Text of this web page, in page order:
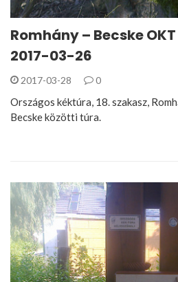
Romhány – Becske
2017-03-26
2017-03-28 0
Országos kéktúra, 18. szakasz,
Becske közötti túra.